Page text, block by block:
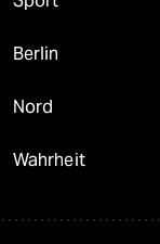
Berlin
Nord
Wahrheit